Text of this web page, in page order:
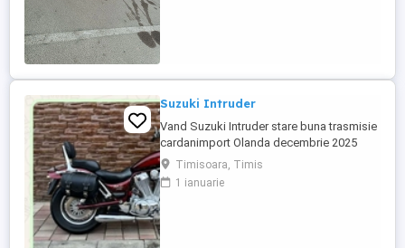
Suzuki Intruder
Vand Suzuki Intruder stare buna trasmisie
cardanimport Olanda decembrie 2025
inmatriculat RO IN FEBRUARIE Nu raspund
la mesaje.Schimb cu ATV plus sau minus
diferenta
Timisoara, Timis
1 ianuarie